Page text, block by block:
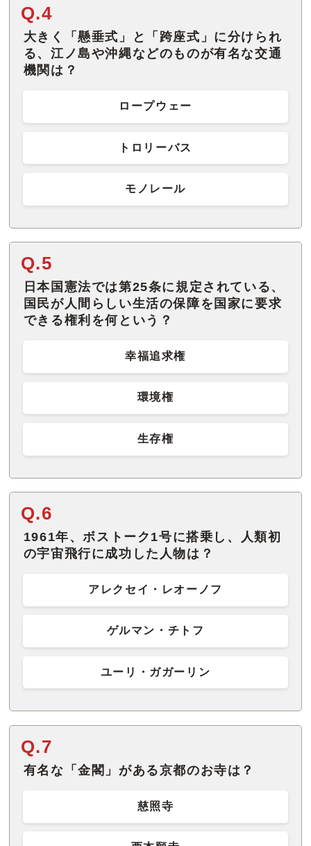
Q.4
大きく「懸垂式」と「跨座式」に分けられ
る、江ノ島や沖縄などのものが有名な交通
機関は？
ロープウェー
トロリーバス
モノレール
Q.5
日本国憲法では第25条に規定されている、
国民が人間らしい生活の保障を国家に要求
できる権利を何という？
幸福追求権
環境権
生存権
Q.6
1961年、ボストーク1号に搭乗し、人類初
の宇宙飛行に成功した人物は？
アレクセイ・レオーノフ
ゲルマン・チトフ
ユーリ・ガガーリン
Q.7
有名な「金閣」がある京都のお寺は？
慈照寺